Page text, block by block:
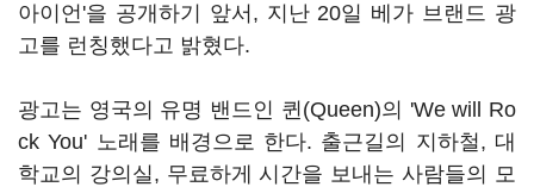
아이언'을 공개하기 앞서, 지난 20일 베가 브랜드 광
고를 런칭했다고 밝혔다.
광고는 영국의 유명 밴드인 퀸(Queen)의 'We will Ro
ck You' 노래를 배경으로 한다. 출근길의 지하철, 대
학교의 강의실, 무료하게 시간을 보내는 사람들의 모